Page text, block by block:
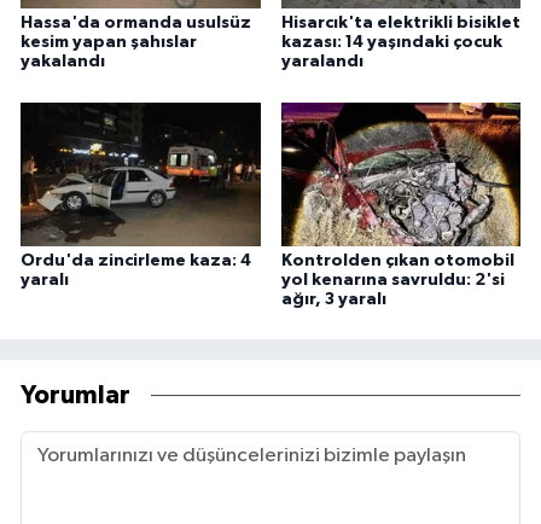
Hassa'da ormanda usulsüz
kesim yapan şahıslar
yakalandı
Hisarcık'ta elektrikli bisiklet
kazası: 14 yaşındaki çocuk
yaralandı
Ordu'da zincirleme kaza: 4
yaralı
Kontrolden çıkan otomobil
yol kenarına savruldu: 2'si
ağır, 3 yaralı
Yorumlar